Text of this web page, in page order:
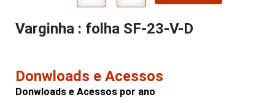
Varginha : folha SF-23-V-D
Donwloads e Acessos
Donwloads e Acessos por ano